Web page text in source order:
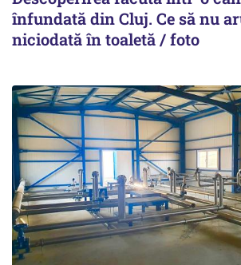
înfundată din Cluj. Ce să nu
niciodată în toaletă / foto